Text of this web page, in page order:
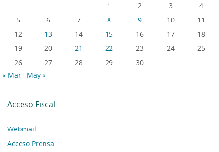
1 2 3
4
5
6 7 8 9 10
11
12
13 14 15 16 17
18
19
20 21 22 23 24
25
26
27 28 29
30
« Mar
May »
Acceso Fiscal
Webmail
Acceso Prensa